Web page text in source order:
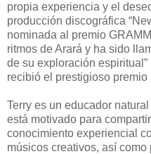
propia experiencia y el
producción discográfica
nominada al premio
ritmos de Arará y ha sido
de su exploración
recibió el prestigioso premio
Terry es un educador
está motivado para
conocimiento experiencial
músicos creativos, así